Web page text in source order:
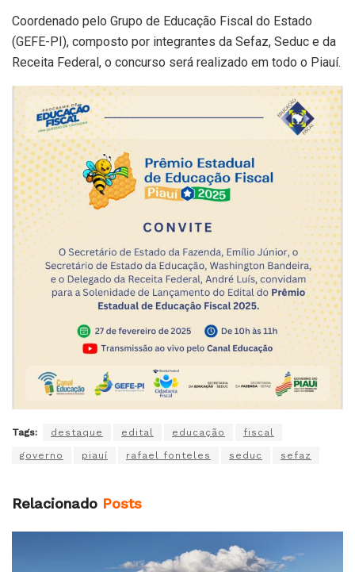
Coordenado pelo Grupo de Educação Fiscal do Estado
(GEFE-PI), composto por integrantes da Sefaz, Seduc e da
Receita Federal, o concurso será realizado em todo o Piauí.
Tags: destaque edital educação fiscal
governo piauí rafael fonteles seduc sefaz
Relacionado Posts